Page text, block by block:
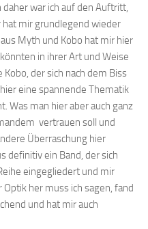
war ich auf den Auftritt,
mir grundlegend wieder
Myth und Kobo hat mir hier
in ihrer Art und Weise
der sich nach dem Biss
eine spannende Thematik
Was man hier aber auch ganz
vertrauen soll und
Überraschung hier
definitiv ein Band, der sich
eingegliedert und mir
her muss ich sagen, fand
und hat mir auch